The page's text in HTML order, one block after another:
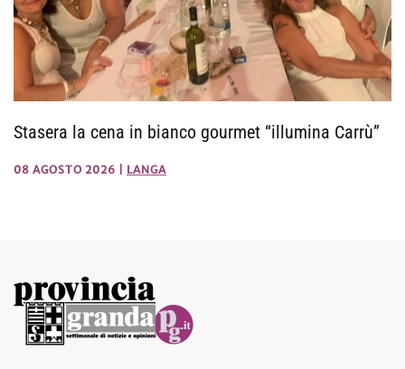
Stasera la cena in bianco gourmet “illumina Carrù”
08 AGOSTO 2026 LANGA